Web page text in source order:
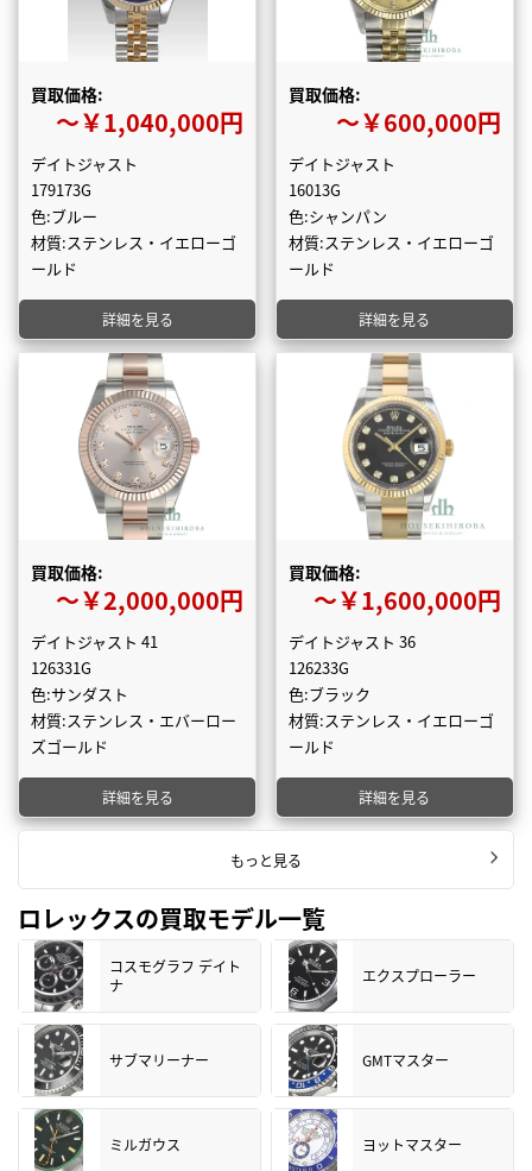
買取価格:
〜￥1,040,000円
デイトジャスト
179173G
色:ブルー
材質:ステンレス・イエローゴ
ールド
詳細を見る
買取価格:
〜￥600,000円
デイトジャスト
16013G
色:シャンパン
材質:ステンレス・イエローゴ
ールド
詳細を見る
買取価格:
〜￥2,000,000円
デイトジャスト 41
126331G
色:サンダスト
材質:ステンレス・エバーロー
ズゴールド
詳細を見る
買取価格:
〜￥1,600,000円
デイトジャスト 36
126233G
色:ブラック
材質:ステンレス・イエローゴ
ールド
詳細を見る
もっと見る
ロレックスの買取モデル一覧
コスモグラフ デイト
ナ
エクスプローラー
サブマリーナー GMTマスター
ミルガウス ヨットマスター